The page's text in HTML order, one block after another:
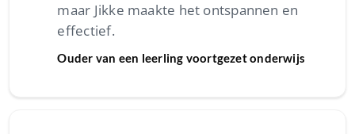
maar Jikke maakte het ontspannen en
effectief.
Ouder van een leerling voortgezet onderwijs